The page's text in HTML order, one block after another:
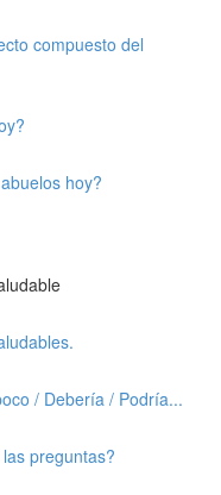
compuesto del
hoy?
/ Debería / Podría...
preguntas?